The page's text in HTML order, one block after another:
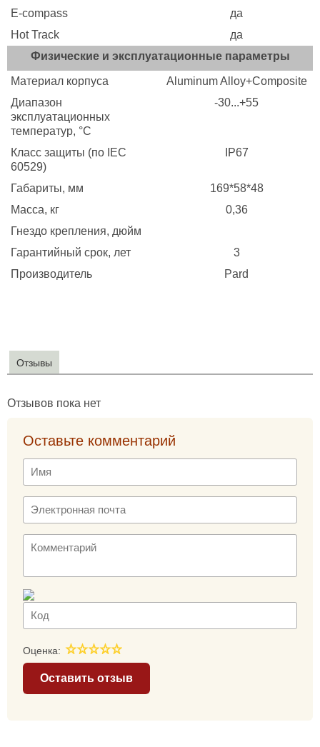
E-compass
да
Hot Track
да
Физические и эксплуатационные параметры
Материал корпуса
Aluminum Alloy+Composite
Диапазон
эксплуатационных
температур, °C
-30...+55
Класс защиты (по IEC
60529)
IP67
Габариты, мм
169*58*48
Масса, кг
0,36
Гнездо крепления, дюйм
Гарантийный срок, лет
3
Производитель
Pard
Отзывы
Отзывов пока нет
Оставьте комментарий
Оценка:
Оставить отзыв